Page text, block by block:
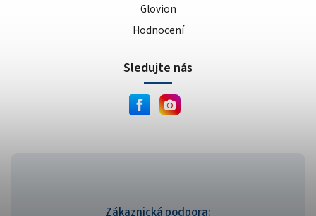
Zákaznická podpora:
Glovion
Hodnocení
Sledujte nás